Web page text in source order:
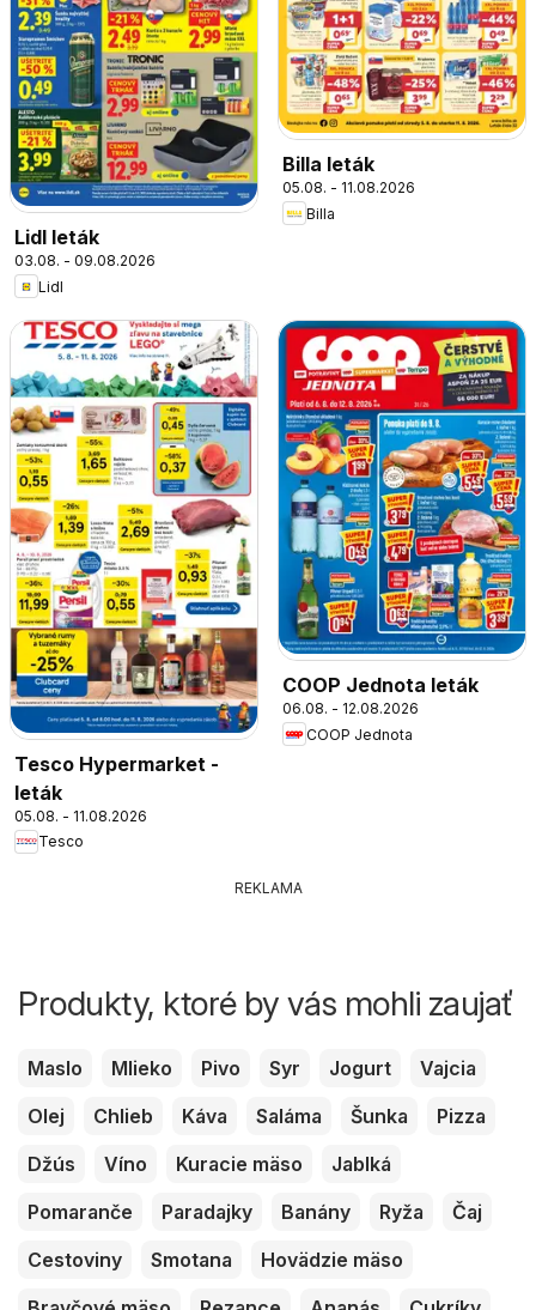
Lidl leták
03.08. - 09.08.2026
Lidl
Billa leták
05.08. - 11.08.2026
Billa
Tesco Hypermarket -
leták
05.08. - 11.08.2026
Tesco
COOP Jednota leták
06.08. - 12.08.2026
COOP Jednota
REKLAMA
Produkty, ktoré by vás mohli zaujať
Maslo Mlieko Pivo Syr Jogurt
Vajcia
Olej
Chlieb Káva Saláma Šunka
Pizza
Džús
Víno Kuracie mäso
Jablká
Pomaranče
Paradajky Banány Ryža
Čaj
Cestoviny
Smotana
Hovädzie mäso